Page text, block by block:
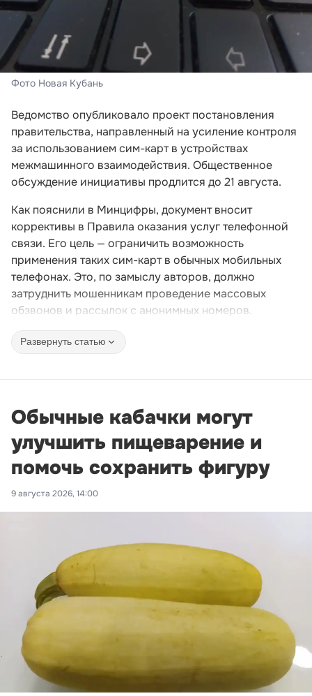
Фото Новая Кубань
Ведомство опубликовало проект постановления
правительства, направленный на усиление контроля
за использованием сим-карт в устройствах
межмашинного взаимодействия. Общественное
обсуждение инициативы продлится до 21 августа.
Как пояснили в Минцифры, документ вносит
коррективы в Правила оказания услуг телефонной
связи. Его цель — ограничить возможность
применения таких сим-карт в обычных мобильных
телефонах. Это, по замыслу авторов, должно
затруднить мошенникам проведение массовых
обзвонов и рассылок с анонимных номеров.
Развернуть статью
Обычные кабачки могут
улучшить пищеварение и
помочь сохранить фигуру
9 августа 2026, 14:00